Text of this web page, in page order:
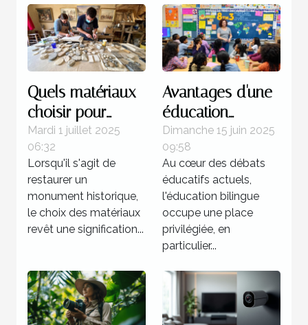
Quels matériaux
choisir pour
restaurer un
monument
historique ?
Mardi 1 juillet 2025
06:32
Lorsqu'il s'agit de
restaurer un
monument historique,
le choix des matériaux
revêt une signification...
Avantages d'une
éducation
bilingue dans les
écoles privées
Dimanche 15 juin 2025
09:58
Au cœur des débats
éducatifs actuels,
l'éducation bilingue
occupe une place
privilégiée, en
particulier...